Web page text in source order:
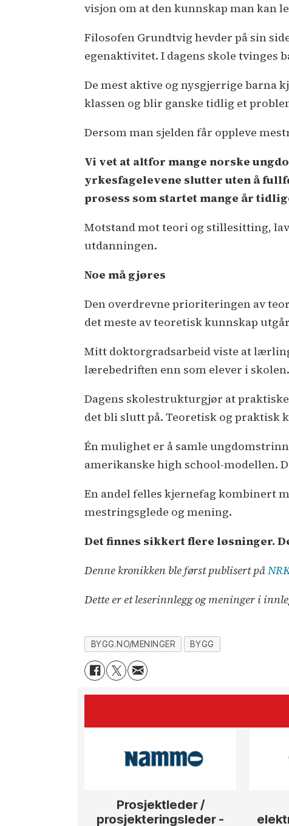
visjon om at den kunnskap man kan
Filosofen Grundtvig hevder på sin
egenaktivitet. I dagens skole tvinges
De mest aktive og nysgjerrige barna
klassen og blir ganske tidlig et
Dersom man sjelden får oppleve
Vi vet at altfor mange norske
yrkesfagelevene slutter uten å
prosess som startet mange år
Motstand mot teori og stillesitting,
utdanningen.
Noe må gjøres
Den overdrevne prioriteringen av
det meste av teoretisk kunnskap
Mitt doktorgradsarbeid viste at
lærebedriften enn som elever i
Dagens skolestrukturgjør at
det bli slutt på. Teoretisk og praktisk
Én mulighet er å samle
amerikanske high school-modellen.
En andel felles kjernefag kombinert
mestringsglede og mening.
Det finnes sikkert flere løsninger.
Denne kronikken ble først publisert på
Dette er et leserinnlegg og meninger i
BYGG.NO/MENINGER BYGG
Prosjektleder /
prosjekteringsleder -